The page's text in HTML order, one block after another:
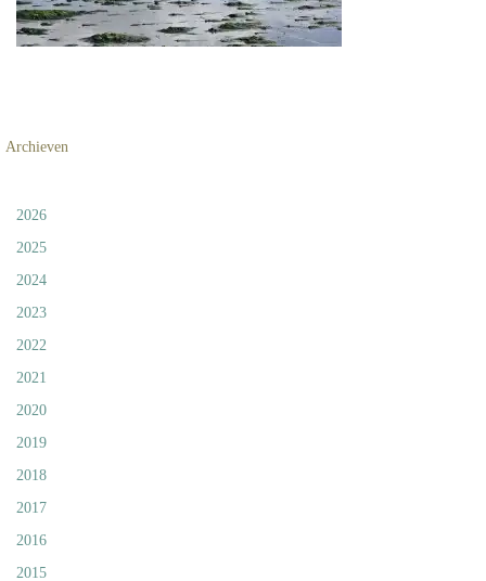
Archieven
2026
2025
2024
2023
2022
2021
2020
2019
2018
2017
2016
2015